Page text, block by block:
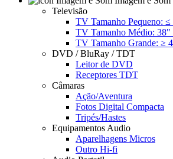
Televisão
TV Tamanho Pequeno: ≤
TV Tamanho Médio: 38"
TV Tamanho Grande: ≥
DVD / BluRay / TDT
Leitor de DVD
Receptores TDT
Câmaras
Ação/Aventura
Fotos Digital Compacta
Tripés/Hastes
Equipamentos Audio
Aparelhagens Micros
Outro Hi-fi